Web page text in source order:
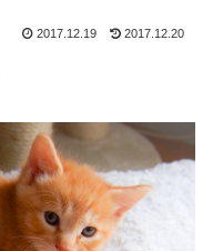
2017.12.19 2017.12.20